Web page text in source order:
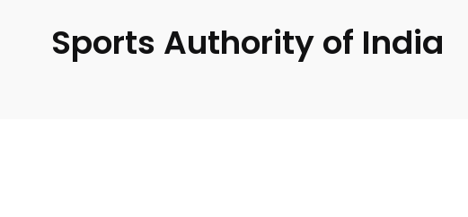
Sports Authority of India